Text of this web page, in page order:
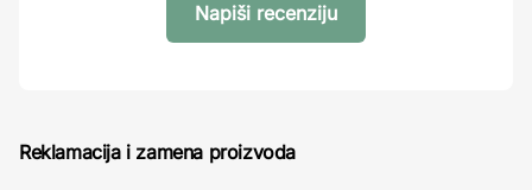
Napiši recenziju
Reklamacija i zamena proizvoda